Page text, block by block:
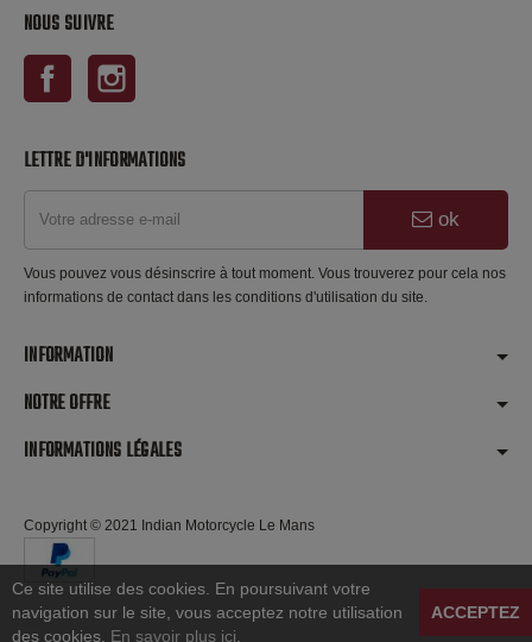
NOUS SUIVRE
Facebook
LETTRE D'INFORMATIONS
ok
Vous pouvez vous désinscrire à tout moment. Vous trouverez pour cela nos
informations de contact dans les conditions d'utilisation du site.
INFORMATION
NOTRE OFFRE
INFORMATIONS LÉGALES
Copyright © 2021 Indian Motorcycle Le Mans
Ce site utilise des cookies. En poursuivant votre
navigation sur le site, vous acceptez notre utilisation
des cookies. En savoir plus ici
ACCEPTEZ